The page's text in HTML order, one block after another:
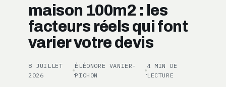
JARDINAGE
DÉCO
maison 100m2 : les
facteurs réels qui font
varier votre devis
8 JUILLET
2026
·
ÉLÉONORE VANIER-
PICHON
·
4 MIN DE
LECTURE